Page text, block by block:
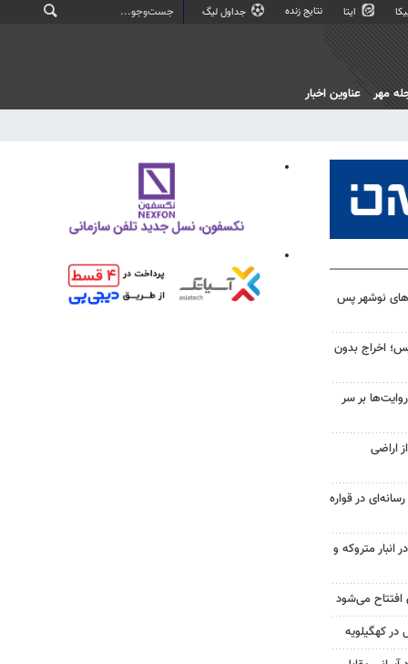
ایتا نتایج زنده جداول لیگ
مهر عناوین اخبار
نوشهر پس
اخراج بدون
بر سر
اراضی
در قواره
در انبار متروکه و
افتتاح می‌شود
کهگیلویه